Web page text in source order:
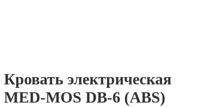
Кровать электрическая
MED-MOS DB-6 (ABS)